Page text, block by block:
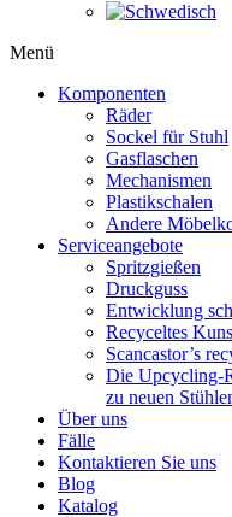
Menü
Komponenten
Räder
Sockel für Stuhl
Gasflaschen
Mechanismen
Plastikschalen
Andere
Serviceangebote
Spritzgießen
Druckguss
Entwicklung
Recyceltes
Scancastor’s
Die Upcycling-
zu neuen
Über uns
Fälle
Kontaktieren Sie uns
Blog
Katalog